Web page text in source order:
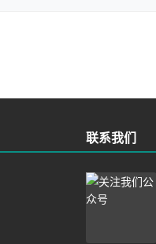
联系我们